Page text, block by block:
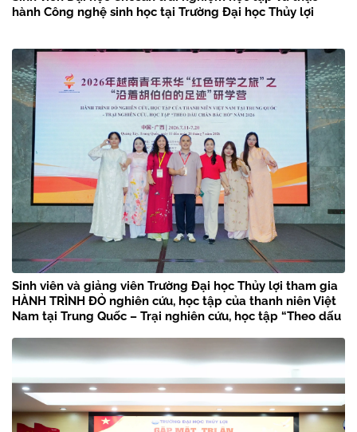
hành Công nghệ sinh học tại Trường Đại học Thủy lợi
Sinh viên và giảng viên Trường Đại học Thủy lợi tham gia
HÀNH TRÌNH ĐỎ nghiên cứu, học tập của thanh niên Việt
Nam tại Trung Quốc – Trại nghiên cứu, học tập “Theo dấu